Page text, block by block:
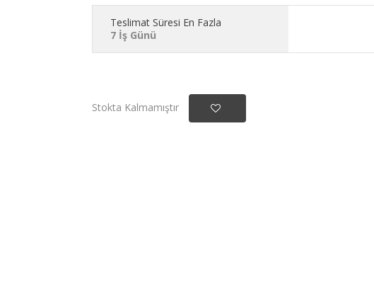
Teslimat Süresi En Fazla
7 İş Günü
Stokta Kalmamıştır